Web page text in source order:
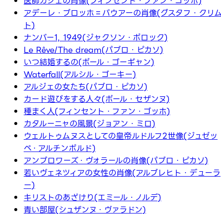
アデーレ・ブロッホ＝バウアーの肖像(グスタフ・クリ
ト)
ナンバー1, 1949(ジャクソン・ポロック)
Le Rêve/The dream(パブロ・ピカソ)
いつ結婚するの(ポール・ゴーギャン)
Waterfall(アルシル・ゴーキー)
アルジェの女たち(パブロ・ピカソ)
カード遊びをする人々(ポール・セザンヌ)
種まく人(フィンセント・ファン・ゴッホ)
カタルーニャの風景(ジョアン・ミロ)
ウェルトゥムヌスとしての皇帝ルドルフ2世像(ジュゼッ
ペ・アルチンボルド)
アンブロワーズ・ヴォラールの肖像(パブロ・ピカソ)
若いヴェネツィアの女性の肖像(アルブレヒト・デューラ
ー)
キリストのあざけり(エミール・ノルデ)
青い部屋(シュザンヌ・ヴァラドン)